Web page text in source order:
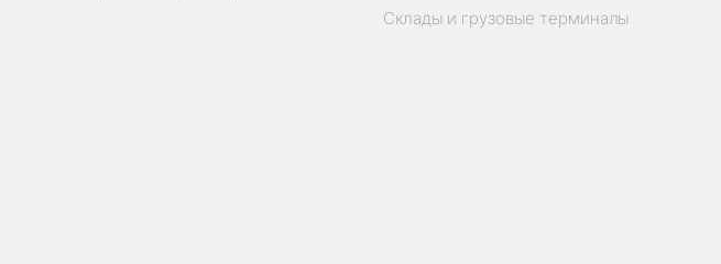
Склады и грузовые терминалы